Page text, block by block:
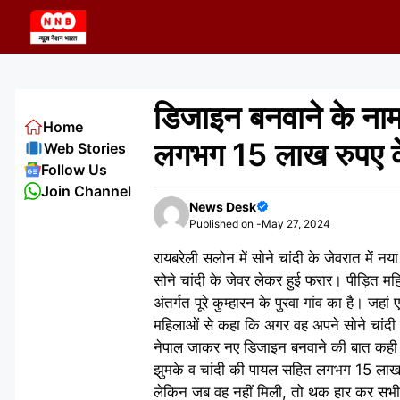
content
डिजाइन बनवाने के
लगभग 15 लाख रुपए
News Desk
Published on -May 27, 2024
रायबरेली सलोन में सोने चांदी के जेवरात में
सोने चांदी के जेवर लेकर हुई फरार। पीड़ित
अंतर्गत पूरे कुम्हारन के पुरवा गांव का है।
महिलाओं से कहा कि अगर वह अपने सोने चांदी
नेपाल जाकर नए डिजाइन बनवाने की बात
झुमके व चांदी की पायल सहित लगभग 15
लेकिन जब वह नहीं मिली, तो थक हार कर
Home
Web Stories
Follow Us
Join Channel